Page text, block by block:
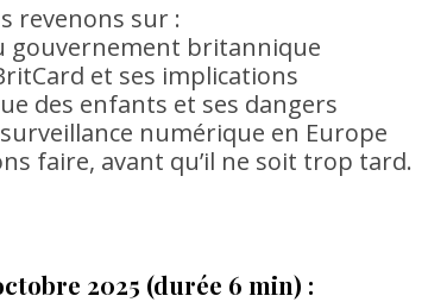
revenons sur :
gouvernement britannique
et ses implications
des enfants et ses dangers
numérique en Europe
faire, avant qu’il ne soit trop tard.
2025 (durée 6 min) :